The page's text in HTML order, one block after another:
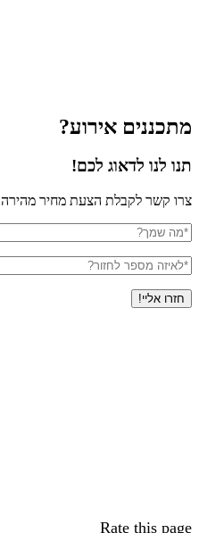
מתכננים אירוע?
תנו לנו לדאוג לכם!
צרו קשר לקבלת הצעת מחיר מהירה
שם
מלא
טלפון
Rate this page